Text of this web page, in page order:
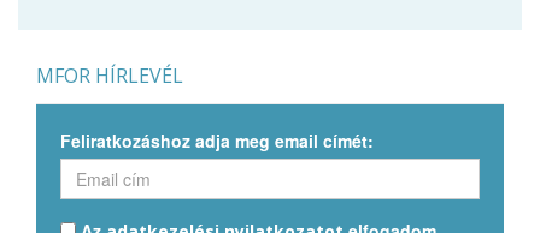
MFOR HÍRLEVÉL
Feliratkozáshoz adja meg email címét: